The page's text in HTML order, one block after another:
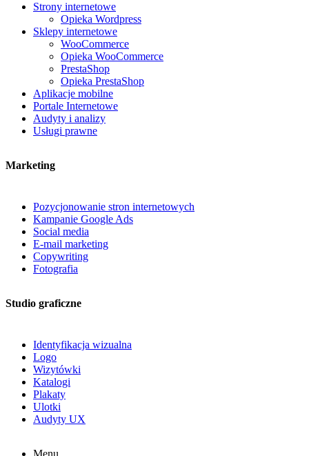
Strony internetowe
Opieka Wordpress
Sklepy internetowe
WooCommerce
Opieka WooCommerce
PrestaShop
Opieka PrestaShop
Aplikacje mobilne
Portale Internetowe
Audyty i analizy
Usługi prawne
Marketing
Pozycjonowanie stron internetowych
Kampanie Google Ads
Social media
E-mail marketing
Copywriting
Fotografia
Studio graficzne
Identyfikacja wizualna
Logo
Wizytówki
Katalogi
Plakaty
Ulotki
Audyty UX
Menu